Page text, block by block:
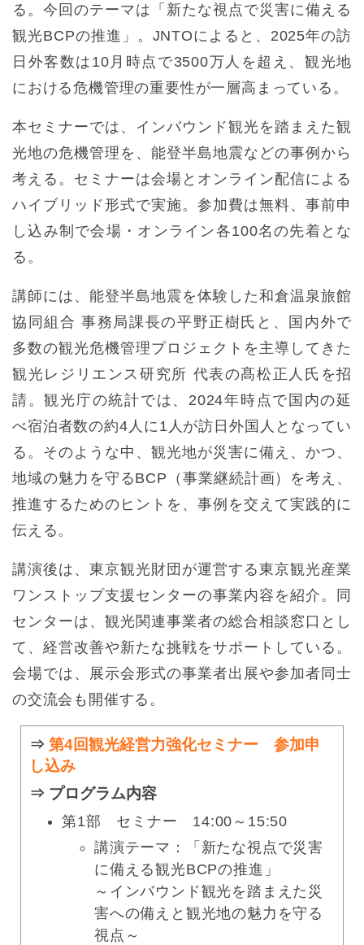
る。今回のテーマは「新たな視点で災害に備える
観光BCPの推進」。JNTOによると、2025年の訪
日外客数は10月時点で3500万人を超え、観光地
における危機管理の重要性が一層高まっている。
本セミナーでは、インバウンド観光を踏まえた観
光地の危機管理を、能登半島地震などの事例から
考える。セミナーは会場とオンライン配信による
ハイブリッド形式で実施。参加費は無料、事前申
し込み制で会場・オンライン各100名の先着とな
る。
講師には、能登半島地震を体験した和倉温泉旅館
協同組合 事務局課長の平野正樹氏と、国内外で
多数の観光危機管理プロジェクトを主導してきた
観光レジリエンス研究所 代表の髙松正人氏を招
請。観光庁の統計では、2024年時点で国内の延
べ宿泊者数の約4人に1人が訪日外国人となってい
る。そのような中、観光地が災害に備え、かつ、
地域の魅力を守るBCP（事業継続計画）を考え、
推進するためのヒントを、事例を交えて実践的に
伝える。
講演後は、東京観光財団が運営する東京観光産業
ワンストップ支援センターの事業内容を紹介。同
センターは、観光関連事業者の総合相談窓口とし
て、経営改善や新たな挑戦をサポートしている。
会場では、展示会形式の事業者出展や参加者同士
の交流会も開催する。
⇒ 第4回観光経営力強化セミナー 参加申
し込み
⇒ プログラム内容
第1部 セミナー 14:00～15:50
講演テーマ：「新たな視点で災害
に備える観光BCPの推進」
～インバウンド観光を踏まえた災
害への備えと観光地の魅力を守る
視点～